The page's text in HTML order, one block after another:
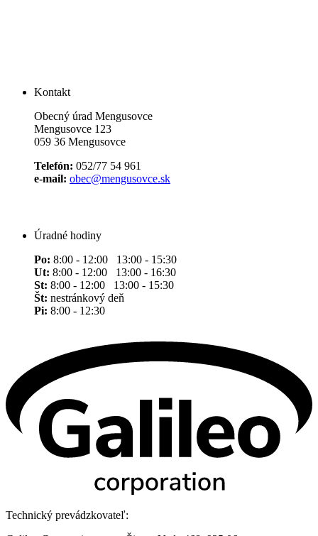
Kontakt
Obecný úrad Mengusovce
Mengusovce 123
059 36 Mengusovce
Telefón: 052/77 54 961
e-mail: obec@mengusovce.sk
Úradné hodiny
Po: 8:00 - 12:00 13:00 - 15:30
Ut: 8:00 - 12:00 13:00 - 16:30
St: 8:00 - 12:00 13:00 - 15:30
Št: nestránkový deň
Pi: 8:00 - 12:30
Technický prevádzkovateľ: